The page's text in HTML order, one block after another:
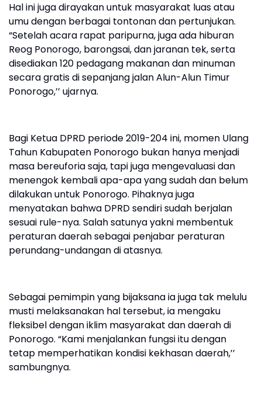
Hal ini juga dirayakan untuk masyarakat luas atau
umu dengan berbagai tontonan dan pertunjukan.
“Setelah acara rapat paripurna, juga ada hiburan
Reog Ponorogo, barongsai, dan jaranan tek, serta
disediakan 120 pedagang makanan dan minuman
secara gratis di sepanjang jalan Alun-Alun Timur
Ponorogo,’’ ujarnya.
Bagi Ketua DPRD periode 2019-204 ini, momen Ulang
Tahun Kabupaten Ponorogo bukan hanya menjadi
masa bereuforia saja, tapi juga mengevaluasi dan
menengok kembali apa-apa yang sudah dan belum
dilakukan untuk Ponorogo. Pihaknya juga
menyatakan bahwa DPRD sendiri sudah berjalan
sesuai rule-nya. Salah satunya yakni membentuk
peraturan daerah sebagai penjabar peraturan
perundang-undangan di atasnya.
Sebagai pemimpin yang bijaksana ia juga tak melulu
musti melaksanakan hal tersebut, ia mengaku
fleksibel dengan iklim masyarakat dan daerah di
Ponorogo. “Kami menjalankan fungsi itu dengan
tetap memperhatikan kondisi kekhasan daerah,’’
sambungnya.